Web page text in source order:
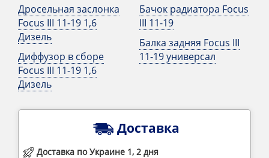
Дросельная заслонка
Focus III 11-19 1,6
Дизель
Диффузор в сборе
Focus III 11-19 1,6
Дизель
Бачок радиатора Focus
III 11-19
Балка задняя Focus III
11-19 универсал
Доставка
Доставка по Украине 1, 2 дня